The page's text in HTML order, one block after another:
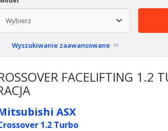
Wyszukiwanie zaawansowane
FACELIFTING 1.2
ASX
1.2 Turbo